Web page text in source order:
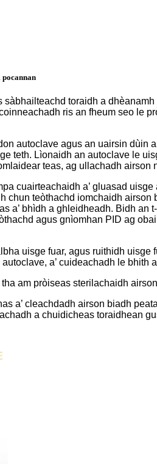
pocannan
toraidh a
ris an fheum seo le
autoclave agus an uairsin dùin
teth. Lìonaidh an autoclave le
teas, ag ullachadh airson
cuairteachaidh a’ gluasad
teòthachd iomchaidh
bhìdh a ghleidheadh. Bidh an
agus gnìomhan PID ag
uisge fuar, agus ruithidh
a’ cuideachadh le bhith
am pròiseas sterilachaidh
a’ cleachdadh airson biadh
a chuidicheas toraidhean